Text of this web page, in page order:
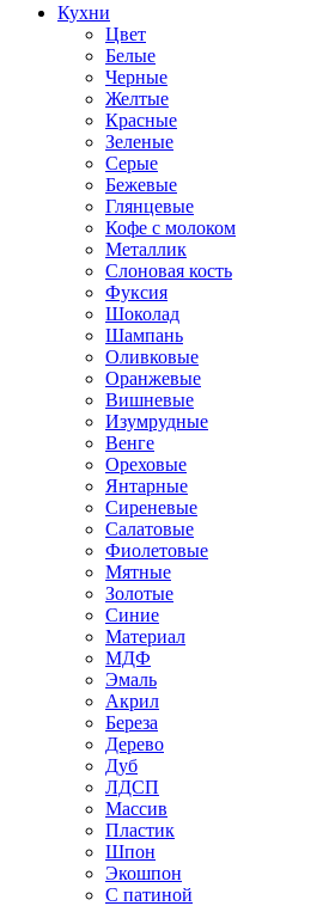
Кухни
Цвет
Белые
Черные
Желтые
Красные
Зеленые
Серые
Бежевые
Глянцевые
Кофе с молоком
Металлик
Слоновая кость
Фуксия
Шоколад
Шампань
Оливковые
Оранжевые
Вишневые
Изумрудные
Венге
Ореховые
Янтарные
Сиреневые
Салатовые
Фиолетовые
Мятные
Золотые
Синие
Материал
МДФ
Эмаль
Акрил
Береза
Дерево
Дуб
ЛДСП
Массив
Пластик
Шпон
Экошпон
С патиной